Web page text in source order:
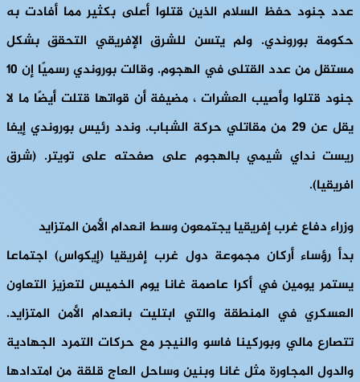
عدد جنود حفظ السلام الذين قتلوا أعلى بكثير مما أفادت به
حكومة بوروندي. ولم يتسن للشرق الإفريقي التحقق بشكل
مستقل من عدد القتلى في الهجوم. وقالت بوروندي رسميًا إن 10
جنود قتلوا وأصيب العشرات ، مضيفة أن قواتها قتلت أيضًا ما لا
يقل عن 29 من مقاتلي حركة الشباب. وندد رئيس بوروندي إيفا
ريست نداي شيمي بالهجوم على صفحته على تويتر. (شرق
افريقيا).
وزراء دفاع غرب إفريقيا يجتمعون وسط انعدام الأمن المتزايد
بدأ رؤساء أركان مجموعة دول غرب إفريقيا (إيكواس) اجتماعا
يستمر يومين في أكرا عاصمة غانا يوم الخميس لتعزيز التعاون
العسكري في المنطقة والتي ابتليت بانعدام الأمن المتزايد.
تتصارع مالي وبوركينا فاسو والنيجر مع حركات التمرد الجهادية
والدول المجاورة مثل غانا وبنين وساحل العاج قلقة من امتدادها